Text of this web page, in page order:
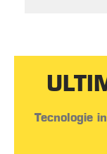
Tecnologie